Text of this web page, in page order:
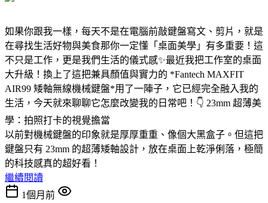
如果你跟我一樣，每天不是在電腦前敲鍵盤寫文、剪片，就是
在尋找生活好物與美食那你一定懂「桌面美學」有多重要！這
不只是工作，更是我們生活的儀式感✨最近我把工作室的桌面
大升級！換上了這把兼具顏值與實力的 *Fantech MAXFIT
AIR99 矮軸無線機械鍵盤*用了一陣子，它已經完全融入我的
生活，今天就來聊聊它怎麼改變我的日常吧！👇 23mm 超薄美
學：拍照打卡的視覺擔當
以前對機械鍵盤的印象就是厚厚重重、像個大黑盒子。但這把
鍵盤只有 23mm 的超薄矮軸設計，放在桌面上乾淨俐落，極簡
的科技感真的超好看！
繼續閱讀
1個月前